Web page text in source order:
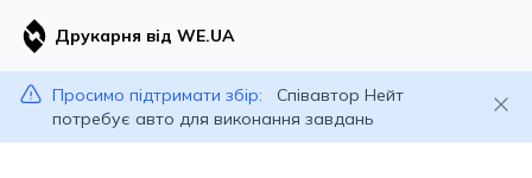
Друкарня від WE.UA
Просимо підтримати збір:
Співавтор Нейт
потребує авто для виконання завдань